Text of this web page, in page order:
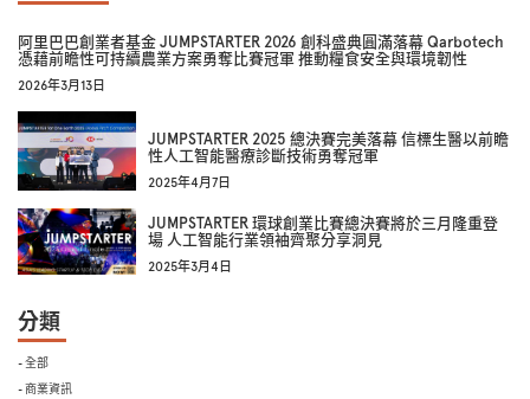
阿里巴巴創業者基金 JUMPSTARTER 2026 創科盛典圓滿落幕 Qarbotech
憑藉前瞻性可持續農業方案勇奪比賽冠軍 推動糧食安全與環境韌性
2026年3月13日
JUMPSTARTER 2025 總決賽完美落幕 信標生醫以前瞻
性人工智能醫療診斷技術勇奪冠軍
2025年4月7日
JUMPSTARTER 環球創業比賽總決賽將於三月隆重登
場 人工智能行業領袖齊聚分享洞見
2025年3月4日
分類
- 全部
- 商業資訊